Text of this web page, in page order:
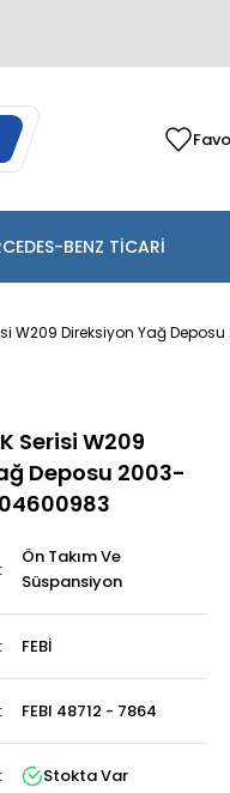
BENZ TİCARİ
W209 Direksiyon Yağ
Serisi W209
Deposu 2003-
Ön Takım Ve
Süspansiyon
FEBİ
FEBI 48712 - 7864
Stokta Var